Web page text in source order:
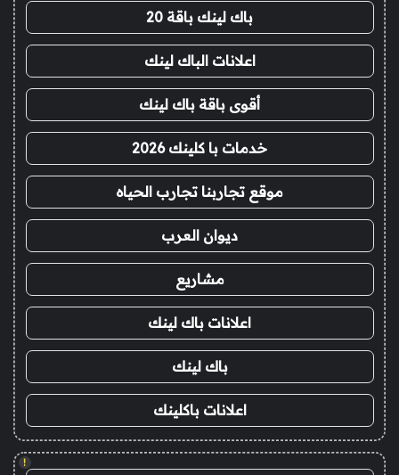
باك لينك باقة 20
اعلانات الباك لينك
أقوى باقة باك لينك
خدمات با كلينك 2026
موقع تجاربنا تجارب الحياه
ديوان العرب
مشاريع
اعلانات باك لينك
باك لينك
اعلانات باكلينك
!